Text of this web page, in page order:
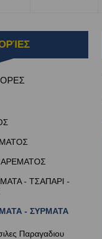
- ΤΣΑΠΑΡΙ -
- ΣΥΡΜΑΤΑ
Παραγαδιου